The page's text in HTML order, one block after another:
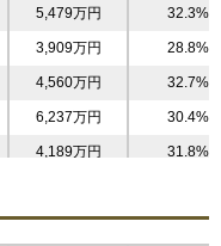
5,479万円 32.3%
3,909万円 28.8%
4,560万円 32.7%
6,237万円 30.4%
4,189万円 31.8%
3,476万円 28.8%